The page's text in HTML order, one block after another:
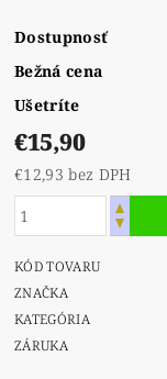
Dostupnosť
Bežná cena
Ušetríte
€15,90
€12,93 bez DPH
KÓD TOVARU
ZNAČKA
KATEGÓRIA
ZÁRUKA